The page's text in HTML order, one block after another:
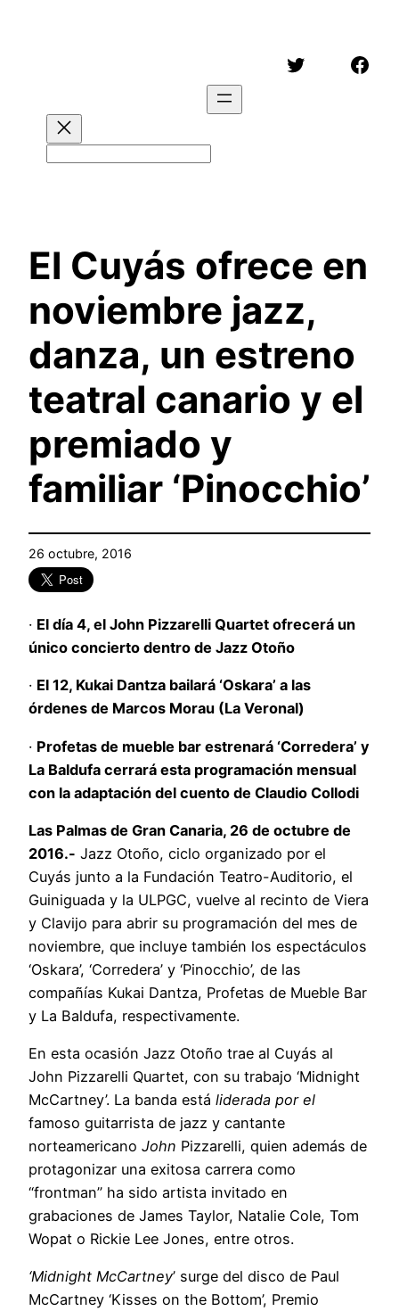
Twitter
El Cuyás ofrece en
noviembre jazz,
danza, un estreno
teatral canario y el
premiado y
familiar ‘Pinocchio’
26 octubre, 2016
· El día 4, el John Pizzarelli Quartet ofrecerá un
único concierto dentro de Jazz Otoño
· El 12, Kukai Dantza bailará ‘Oskara’ a las
órdenes de Marcos Morau (La Veronal)
· Profetas de mueble bar estrenará ‘Corredera’ y
La Baldufa cerrará esta programación mensual
con la adaptación del cuento de Claudio Collodi
Las Palmas de Gran Canaria, 26 de octubre de
2016.- Jazz Otoño, ciclo organizado por el
Cuyás junto a la Fundación Teatro-Auditorio, el
Guiniguada y la ULPGC, vuelve al recinto de Viera
y Clavijo para abrir su programación del mes de
noviembre, que incluye también los espectáculos
‘Oskara’, ‘Corredera’ y ‘Pinocchio’, de las
compañías Kukai Dantza, Profetas de Mueble Bar
y La Baldufa, respectivamente.
En esta ocasión Jazz Otoño trae al Cuyás al
John Pizzarelli Quartet, con su trabajo ‘Midnight
McCartney’. La banda está liderada por el
famoso guitarrista de jazz y cantante
norteamericano John Pizzarelli, quien además de
protagonizar una exitosa carrera como
“frontman” ha sido artista invitado en
grabaciones de James Taylor, Natalie Cole, Tom
Wopat o Rickie Lee Jones, entre otros.
‘Midnight McCartney’ surge del disco de Paul
McCartney ‘Kisses on the Bottom’, Premio